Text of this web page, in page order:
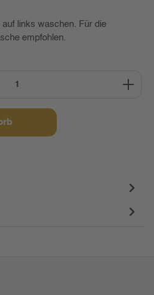
links waschen. Für die
empfohlen.
gewünschten Wert ein